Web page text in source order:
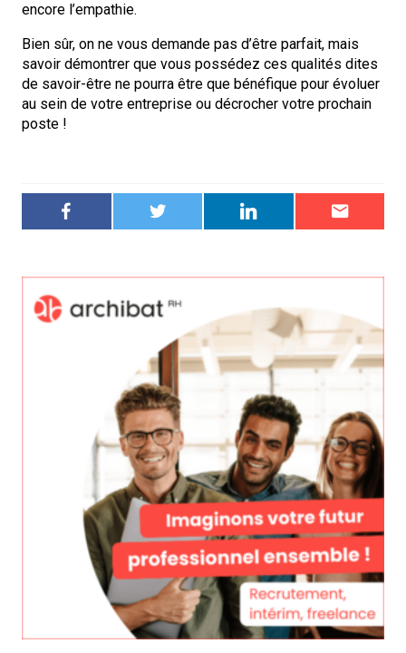
encore l’empathie.
Bien sûr, on ne vous demande pas d’être parfait, mais
savoir démontrer que vous possédez ces qualités dites
de savoir-être ne pourra être que bénéfique pour évoluer
au sein de votre entreprise ou décrocher votre prochain
poste !